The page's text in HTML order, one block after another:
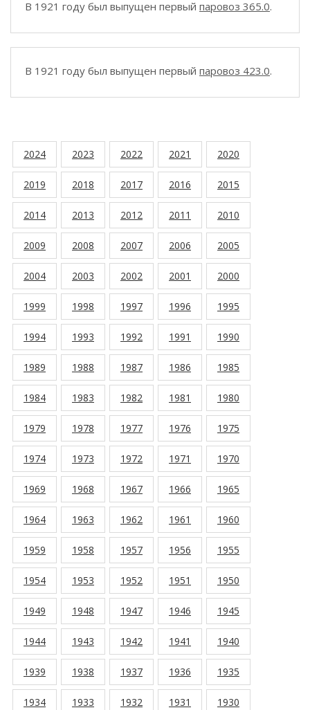
В 1921 году был выпущен первый паровоз 365.0.
В 1921 году был выпущен первый паровоз 423.0.
2024 2023 2022 2021 2020
2019 2018 2017 2016 2015
2014 2013 2012 2011 2010
2009 2008 2007 2006 2005
2004 2003 2002 2001 2000
1999 1998 1997 1996 1995
1994 1993 1992 1991 1990
1989 1988 1987 1986 1985
1984 1983 1982 1981 1980
1979 1978 1977 1976 1975
1974 1973 1972 1971 1970
1969 1968 1967 1966 1965
1964 1963 1962 1961 1960
1959 1958 1957 1956 1955
1954 1953 1952 1951 1950
1949 1948 1947 1946 1945
1944 1943 1942 1941 1940
1939 1938 1937 1936 1935
1934 1933 1932 1931 1930